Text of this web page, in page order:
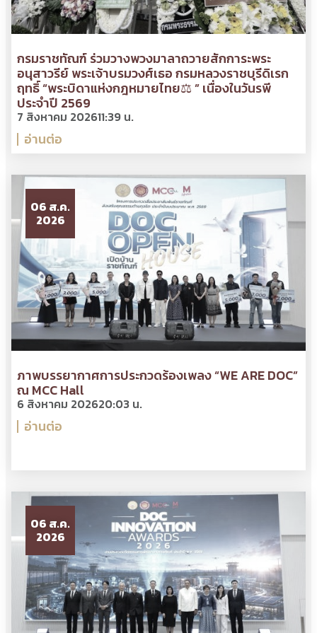
กรมราชทัณฑ์ ร่วมวางพวงมาลาถวายสักการะพระ
อนุสาวรีย์ พระเจ้าบรมวงศ์เธอ กรมหลวงราชบุรีดิเรก
ฤทธิ์ “พระบิดาแห่งกฎหมายไทย⚖ ” เนื่องในวันรพี
ประจำปี 2569
7 สิงหาคม 202611:39 น.
อ่านต่อ
06 ส.ค.
2026
ภาพบรรยากาศการประกวดร้องเพลง “WE ARE DOC”
ณ MCC Hall
6 สิงหาคม 202620:03 น.
อ่านต่อ
06 ส.ค.
2026